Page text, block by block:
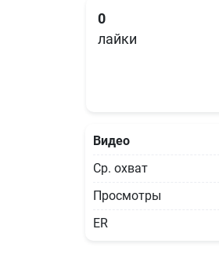
0
лайки
Видео
Ср. охват
Просмотры
ER